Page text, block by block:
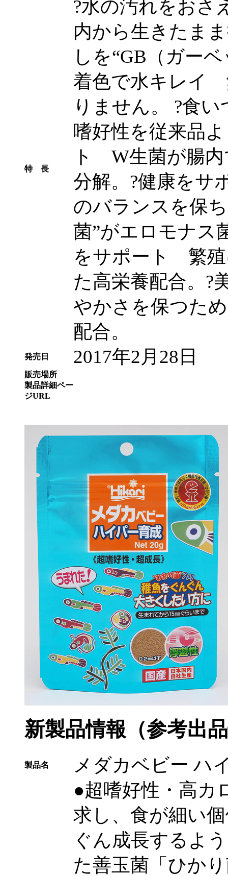
特 長
?水の汚れをお
内から生きたま
しを“GB（ガー
着色で水キレイ
りません。 ?食
嗜好性を従来品
ト W生菌が腸内
分解。?健康をサ
のバランスを保
菌”がエロモナス
をサポート 繁殖
た高栄養配合。
やかさを保つた
配合。
発売日 2017年2月28日
販売場所
製品詳細ペー
ジURL
新製品情報（参考出
製品名 メダカベビー ハ
●超嗜好性・高
求し、食が細い
ぐん成長するよ
た善玉菌「ひか